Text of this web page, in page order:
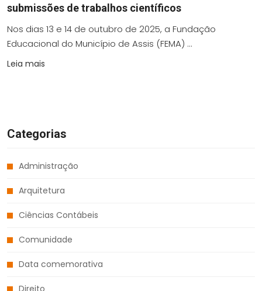
submissões de trabalhos científicos
Nos dias 13 e 14 de outubro de 2025, a Fundação
Educacional do Município de Assis (FEMA) ...
Leia mais
Categorias
Administração
Arquitetura
Ciências Contábeis
Comunidade
Data comemorativa
Direito